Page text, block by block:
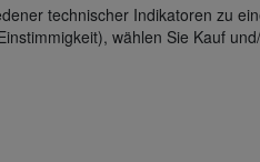
technischer Indikatoren zu
wählen Sie Kauf